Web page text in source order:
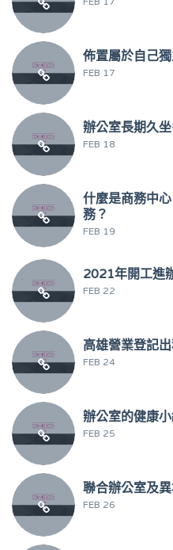
佈置屬於自己
FEB 17
辦公室長期久
FEB 18
什麼是商務中
務？
FEB 19
2021年開工進
FEB 22
高雄營業登記
FEB 24
辦公室的健康小
FEB 25
聯合辦公室及
FEB 26